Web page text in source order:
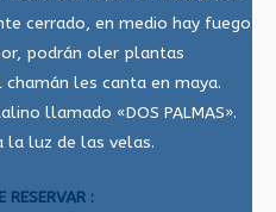
cerrado, en medio hay fuego
podrán oler plantas
les canta en maya.
llamado «DOS PALMAS».
la luz de las velas.
RESERVAR :